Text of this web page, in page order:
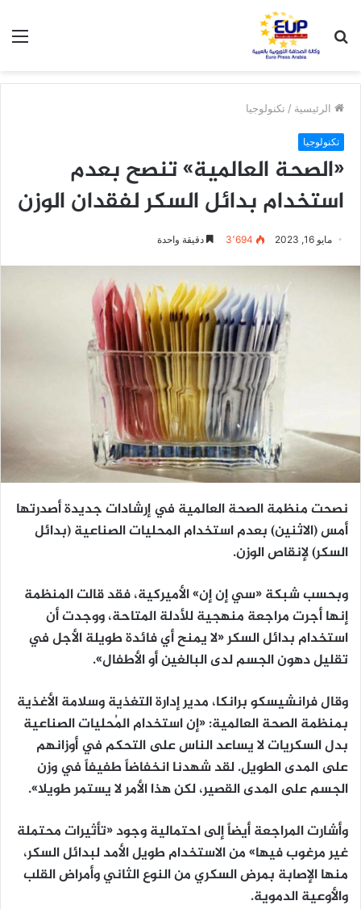
عن
الرئيسية / تكنولوجيا
تكنولوجيا
«الصحة العالمية» تنصح بعدم
استخدام بدائل السكر لفقدان الوزن
مايو 16, 2023 3٬694 دقيقة واحدة
نصحت منظمة الصحة العالمية في إرشادات جديدة أصدرتها
أمس (الاثنين) بعدم استخدام المحليات الصناعية (بدائل
السكر) لإنقاص الوزن.
وبحسب شبكة «سي إن إن» الأميركية، فقد قالت المنظمة
إنها أجرت مراجعة منهجية للأدلة المتاحة، ووجدت أن
استخدام بدائل السكر «لا يمنح أي فائدة طويلة الأجل في
تقليل دهون الجسم لدى البالغين أو الأطفال».
وقال فرانشيسكو برانكا، مدير إدارة التغذية وسلامة الأغذية
بمنظمة الصحة العالمية: «إن استخدام المُحليات الصناعية
بدل السكريات لا يساعد الناس على التحكم في أوزانهم
على المدى الطويل. لقد شهدنا انخفاضاً طفيفاً في وزن
الجسم على المدى القصير، لكن هذا الأمر لا يستمر طويلا».
وأشارت المراجعة أيضاً إلى احتمالية وجود «تأثيرات محتملة
غير مرغوب فيها» من الاستخدام طويل الأمد لبدائل السكر،
منها الإصابة بمرض السكري من النوع الثاني وأمراض القلب
والأوعية الدموية.